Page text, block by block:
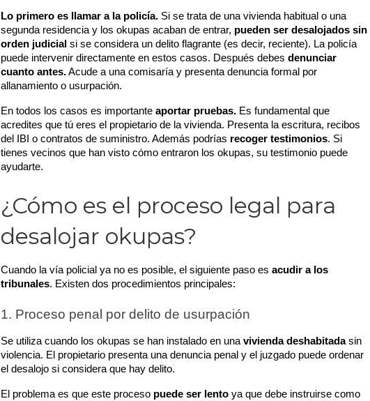
Lo primero es llamar a la policía. Si se trata de una vivienda habitual o una
segunda residencia y los okupas acaban de entrar, pueden ser desalojados sin
orden judicial si se considera un delito flagrante (es decir, reciente). La policía
puede intervenir directamente en estos casos. Después debes denunciar
cuanto antes. Acude a una comisaría y presenta denuncia formal por
allanamiento o usurpación.
En todos los casos es importante aportar pruebas. Es fundamental que
acredites que tú eres el propietario de la vivienda. Presenta la escritura, recibos
del IBI o contratos de suministro. Además podrías recoger testimonios. Si
tienes vecinos que han visto cómo entraron los okupas, su testimonio puede
ayudarte.
¿Cómo es el proceso legal para
desalojar okupas?
Cuando la vía policial ya no es posible, el siguiente paso es acudir a los
tribunales. Existen dos procedimientos principales:
1. Proceso penal por delito de usurpación
Se utiliza cuando los okupas se han instalado en una vivienda deshabitada sin
violencia. El propietario presenta una denuncia penal y el juzgado puede ordenar
el desalojo si considera que hay delito.
El problema es que este proceso puede ser lento ya que debe instruirse como